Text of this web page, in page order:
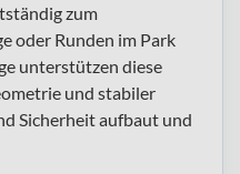
zum
oder Runden im Park
unterstützen diese
und stabiler
Sicherheit aufbaut und